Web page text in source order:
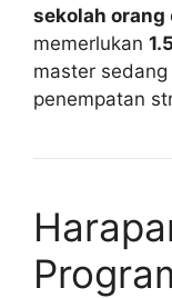
sekolah orang
memerlukan
master
penempatan